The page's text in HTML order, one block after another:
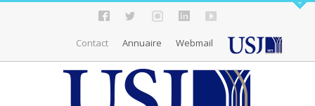
Contact Annuaire Webmail